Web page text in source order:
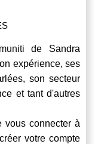
de Sandra
expérience, ses
son secteur
et tant d'autres
vous connecter à
votre compte